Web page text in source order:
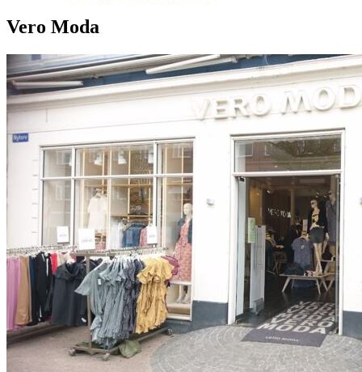
Vero Moda